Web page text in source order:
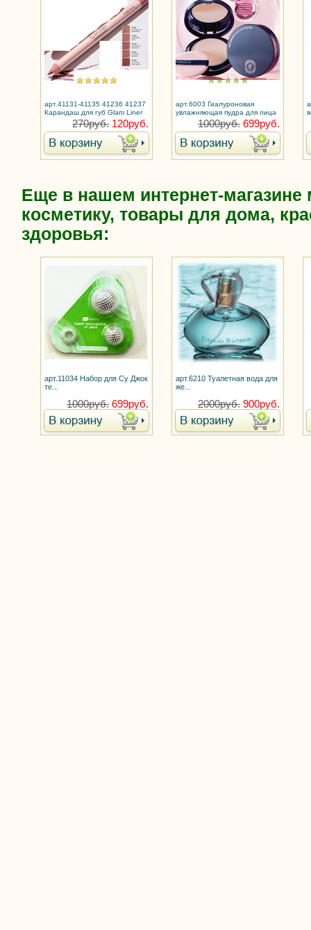
арт.41131-41135 41236 41237
Карандаш для губ Glam Liner
270руб. 120руб.
арт.6003 Гиалуроновая
увлажняющая пудра для лица
Blur Effect1000руб. 699руб.
Еще в нашем интернет-магазине
косметику, товары для дома,
здоровья:
арт.11034 Набор для Су Джок
те...
1000руб. 699руб.
арт.6210 Туалетная вода для
же...
2000руб. 900руб.